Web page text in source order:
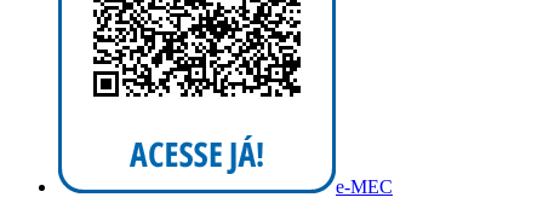
e-MEC